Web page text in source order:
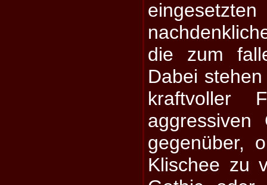
die zum
Dabei
kraftvoller
gegenüber,
Klischee zu